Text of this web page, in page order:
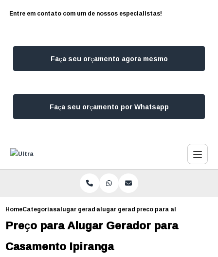
Entre em contato com um de nossos especialistas!
Faça seu orçamento agora mesmo
Faça seu orçamento por Whatsapp
HomeCategoriasalugar geradoresalugar gerador para estudio
preco para alugar
Preço para Alugar Gerador para
Casamento Ipiranga